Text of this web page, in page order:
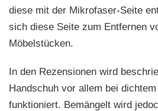
diese mit der Mikrofaser-Seite
sich diese Seite zum Entfernen
Möbelstücken.
In den Rezensionen wird
Handschuh vor allem bei
funktioniert. Bemängelt wird